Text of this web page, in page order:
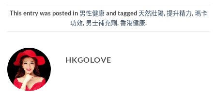
This entry was posted in 男性健康and tagged天然壯陽,提升精力,瑪卡
功效, 男士補充劑,香港健康.
HKGOLOVE